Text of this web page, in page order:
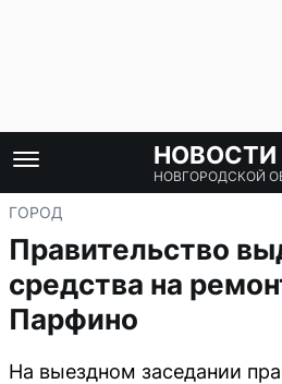
НОВОСТИ
НОВГОРОДСКОЙ
ГОРОД
Правительство
средства на
Парфино
На выездном заседании